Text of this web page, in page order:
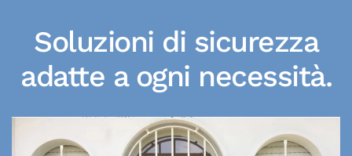
Soluzioni di sicurezza
adatte a ogni necessità.